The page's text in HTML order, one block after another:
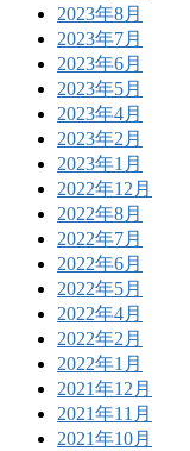
2023年8月
2023年7月
2023年6月
2023年5月
2023年4月
2023年2月
2023年1月
2022年12月
2022年8月
2022年7月
2022年6月
2022年5月
2022年4月
2022年2月
2022年1月
2021年12月
2021年11月
2021年10月